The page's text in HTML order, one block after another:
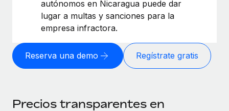
autónomos en Nicaragua puede dar
lugar a multas y sanciones para la
empresa infractora.
Reserva una demo Regístrate gratis
Precios transparentes en